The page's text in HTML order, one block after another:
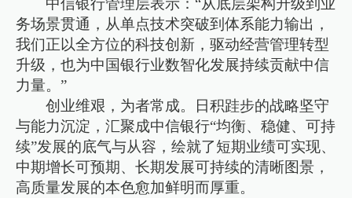
务场景贯通，从单点技术突破到体系能力输出，
我们正以全方位的科技创新，驱动经营管理转型
升级，也为中国银行业数智化发展持续贡献中信
力量。”
创业维艰，为者常成。日积跬步的战略坚守
与能力沉淀，汇聚成中信银行“均衡、稳健、可持
续”发展的底气与从容，绘就了短期业绩可实现、
中期增长可预期、长期发展可持续的清晰图景，
高质量发展的本色愈加鲜明而厚重。